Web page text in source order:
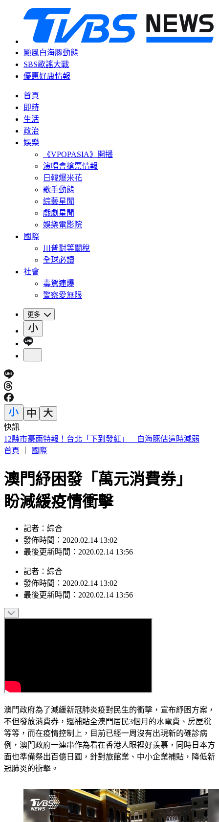
颱風白海豚動態
SBS歌謠大戰
優惠好康情報
首頁
即時
生活
政治
娛樂
《VPOPASIA》開播
演唱會搶票情報
日韓爆米花
歌手動態
綜藝星聞
戲劇星聞
娛樂電影院
國際
川普對等關稅
全球必讀
社會
毒駕連爆
警察愛無限
更多
快訊
白海豚狂風吹翻騎士！暖心貨車「霸氣擋風」 3萬人讚：該
加薪了
澳門紓困發「萬元消費券」
盼減緩疫情衝擊
記者：綜合
發佈時間：2020.02.14 13:02
記者：綜合
發佈時間：2020.02.14 13:02
澳門政府為了減緩新冠肺炎疫對民生的衝擊，宣布紓困方案，
不但發放消費券，還補貼全澳門居民3個月的水電費、房屋稅
等等，而在疫情控制上，目前已經一周沒有出現新的確診病
例，澳門政府一連串作為看在香港人眼裡好羨慕，同時日本方
面也準備祭出百億日圓，針對旅館業、中小企業補貼，降低新